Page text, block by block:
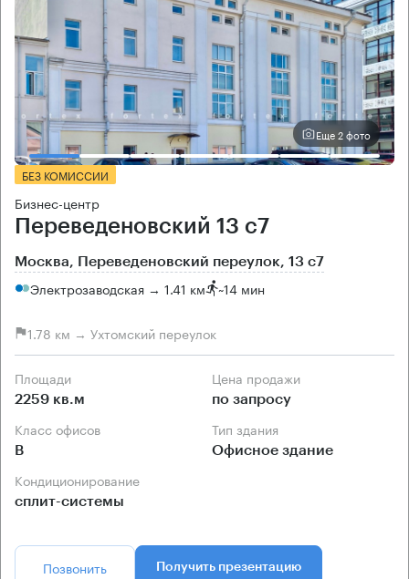
Еще 2 фото
БЕЗ КОМИССИИ
Бизнес-центр
Переведеновский 13 с7
Москва, Переведеновский переулок, 13 с7
Электрозаводская → 1.41 км ~14 мин
1.78 км → Ухтомский переулок
Площади
2259 кв.м
Цена продажи
по запросу
Класс офисов
B
Тип здания
Офисное здание
Кондиционирование
сплит-системы
Позвонить Получить презентацию